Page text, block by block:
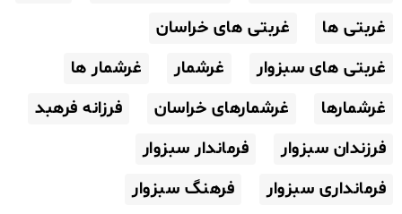
غربتی ها
غربتی های خراسان
غربتی های سبزوار
غرشمار
غرشمار ها
غرشمارها
غرشمارهای خراسان
فرزانه فرهبد
فرزندان سبزوار
فرماندار سبزوار
فرمانداری سبزوار
فرهنگ سبزوار